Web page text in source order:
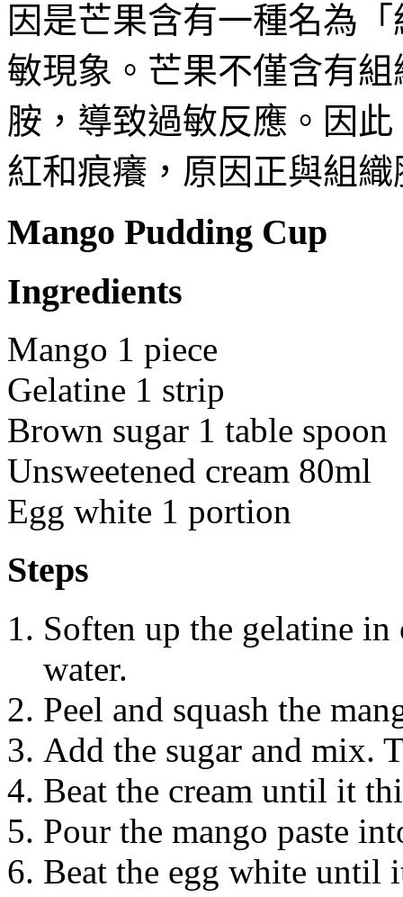
因是芒果含有一種名為
敏現象。芒果不僅含有
胺，導致過敏反應。因
紅和痕癢，原因正與組
Mango Pudding Cup
Ingredients
Mango 1 piece
Gelatine 1 strip
Brown sugar 1 table spoon
Unsweetened cream 80ml
Egg white 1 portion
Steps
Soften up the gelatine
water.
Peel and squash the
Add the sugar and mix.
Beat the cream until it
Pour the mango paste
Beat the egg white until